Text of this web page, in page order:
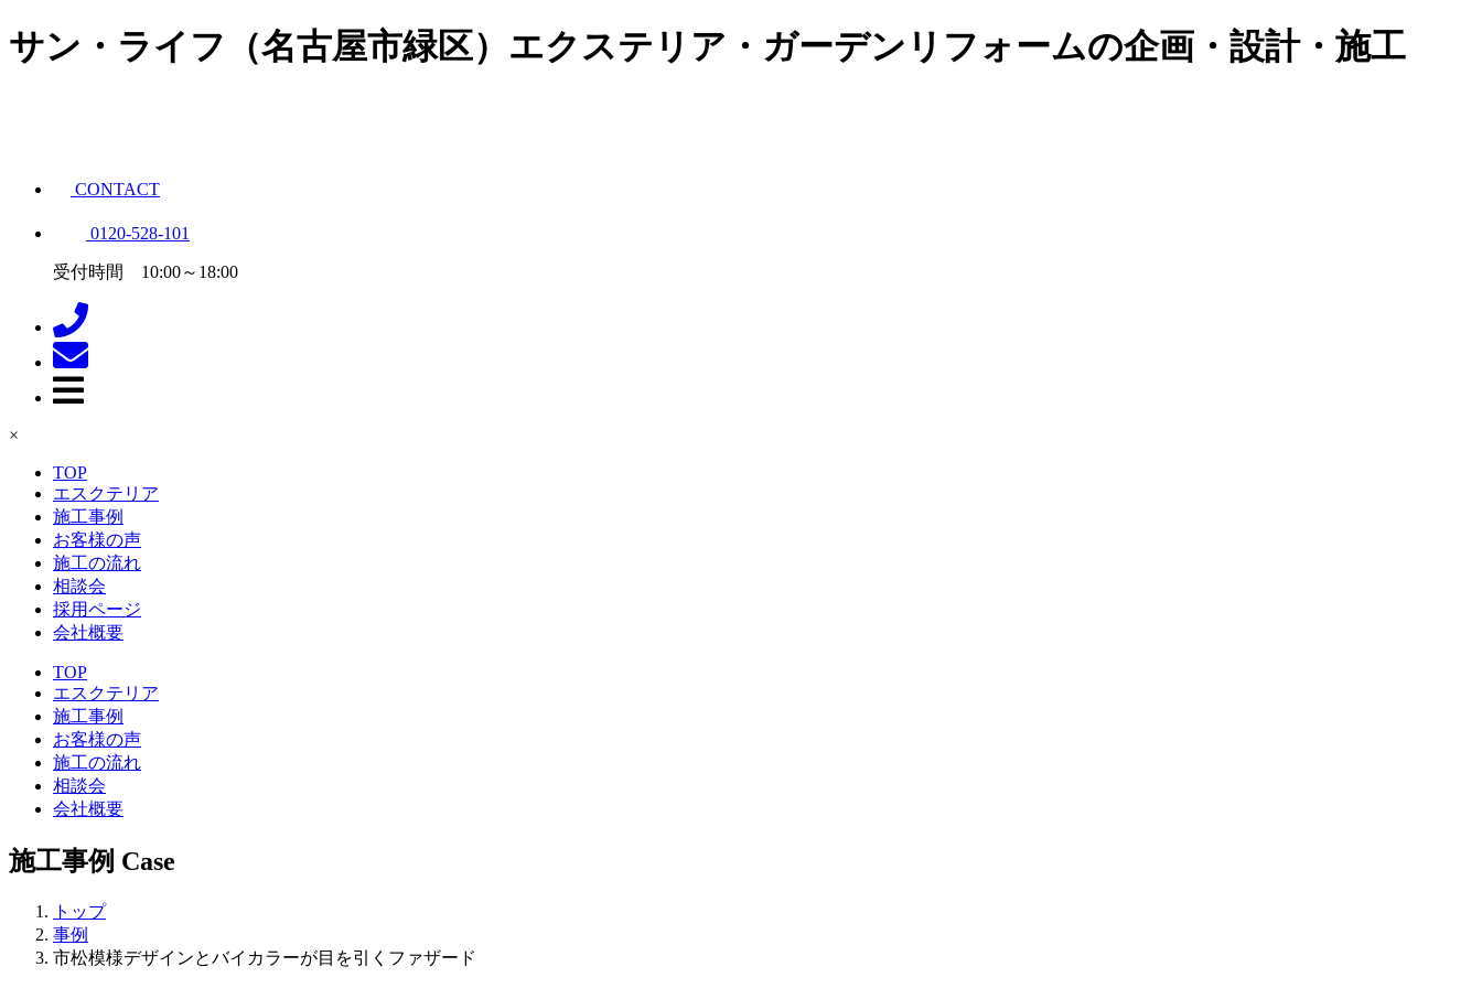
サン・ライフ（名古屋市緑区）エクステリア・ガーデンリフォームの企画・設計・施工
CONTACT
0120-528-101
受付時間 10:00～18:00
×
TOP
エスクテリア
施工事例
お客様の声
施工の流れ
相談会
採用ページ
会社概要
TOP
エスクテリア
施工事例
お客様の声
施工の流れ
相談会
会社概要
施工事例 Case
トップ
事例
市松模様デザインとバイカラーが目を引くファザード